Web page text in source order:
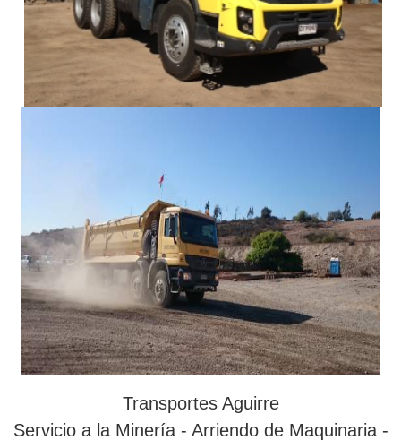
Transportes Aguirre
Servicio a la Minería - Arriendo de Maquinaria -